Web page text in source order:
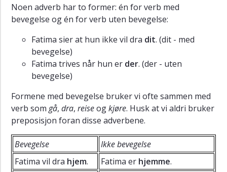
Noen adverb har to former: én for verb med
bevegelse og én for verb uten bevegelse:
Fatima sier at hun ikke vil dra dit. (dit - med
bevegelse)
Fatima trives når hun er der. (der - uten
bevegelse)
Formene med bevegelse bruker vi ofte sammen med
verb som gå, dra, reiseogkjøre. Husk at vi aldri bruker
preposisjon foran disse adverbene.
Bevegelse
Ikke bevegelse
Fatima vil dra hjem. Fatima er hjemme.